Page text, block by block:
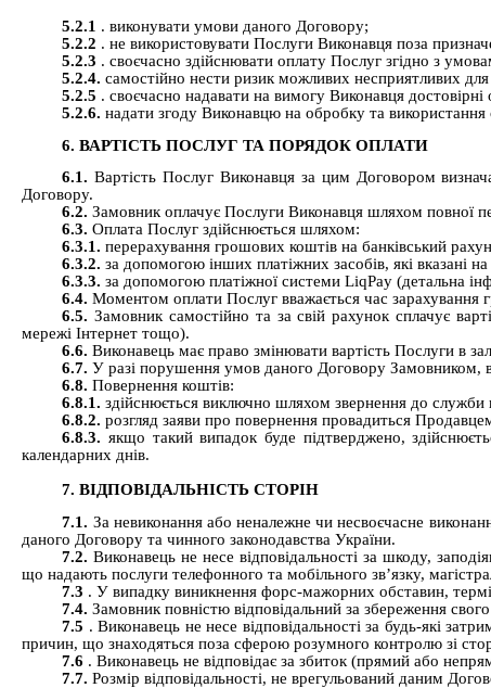
5.2.1 . виконувати умови даного Договору;
5.2.2 . не використовувати Послуги Виконавця поза
5.2.3 .своєчасно здійснювати оплату Послуг згідно з
5.2.4. самостійно нести ризик можливих несприятливих
5.2.5 . своєчасно надавати на вимогу Виконавця
5.2.6. надати згоду Виконавцю на обробку та
6. ВАРТІСТЬ ПОСЛУГ ТА ПОРЯДОК ОПЛАТИ
6.1. Вартість Послуг Виконавця за цим Договором
Договору.
6.2. Замовник оплачує Послуги Виконавця шляхом повної
6.3. Оплата Послуг здійснюється шляхом:
6.3.1. перерахування грошових коштів на банківський
6.3.2. за допомогою інших платіжних засобів, які вказані
6.3.3. за допомогою платіжної системи LiqPay (детальна
6.4. Моментом оплати Послуг вважається час зарахування
6.5. Замовник самостійно та за свій рахунок сплачує
мережі Інтернет тощо).
6.6. Виконавець має право змінювати вартість Послуги в
6.7. У разі порушення умов даного Договору Замовником,
6.8. Повернення коштів:
6.8.1. здійснюється виключно шляхом звернення до
6.8.2. розгляд заяви про повернення провадиться
6.8.3. якщо такий випадок буде підтверджено,
календарних днів.
7. ВІДПОВІДАЛЬНІСТЬ СТОРІН
7.1. За невиконання або неналежне чи несвоєчасне
даного Договору та чинного законодавства України.
7.2. Виконавецьне несе відповідальності за шкоду,
що надають послуги телефонного та мобільного зв’язку,
7.3 . У випадку виникнення форс-мажорних обставин,
7.4. Замовник повністю відповідальний за збереження
7.5 .Виконавець не несе відповідальності за будь-які
причин, що знаходяться поза сферою розумного контролю зі
7.6 .Виконавецьне відповідає за збиток (прямий або
7.7. Розмір відповідальності, не врегульований даним